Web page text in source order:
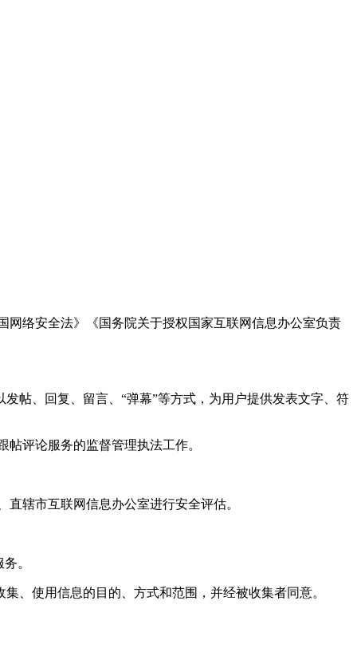
络安全法》《国务院关于授权国家互联网信息办公室负责
帖、回复、留言、“弹幕”等方式，为用户提供发表文字、符
评论服务的监督管理执法工作。
辖市互联网信息办公室进行安全评估。
。
、使用信息的目的、方式和范围，并经被收集者同意。